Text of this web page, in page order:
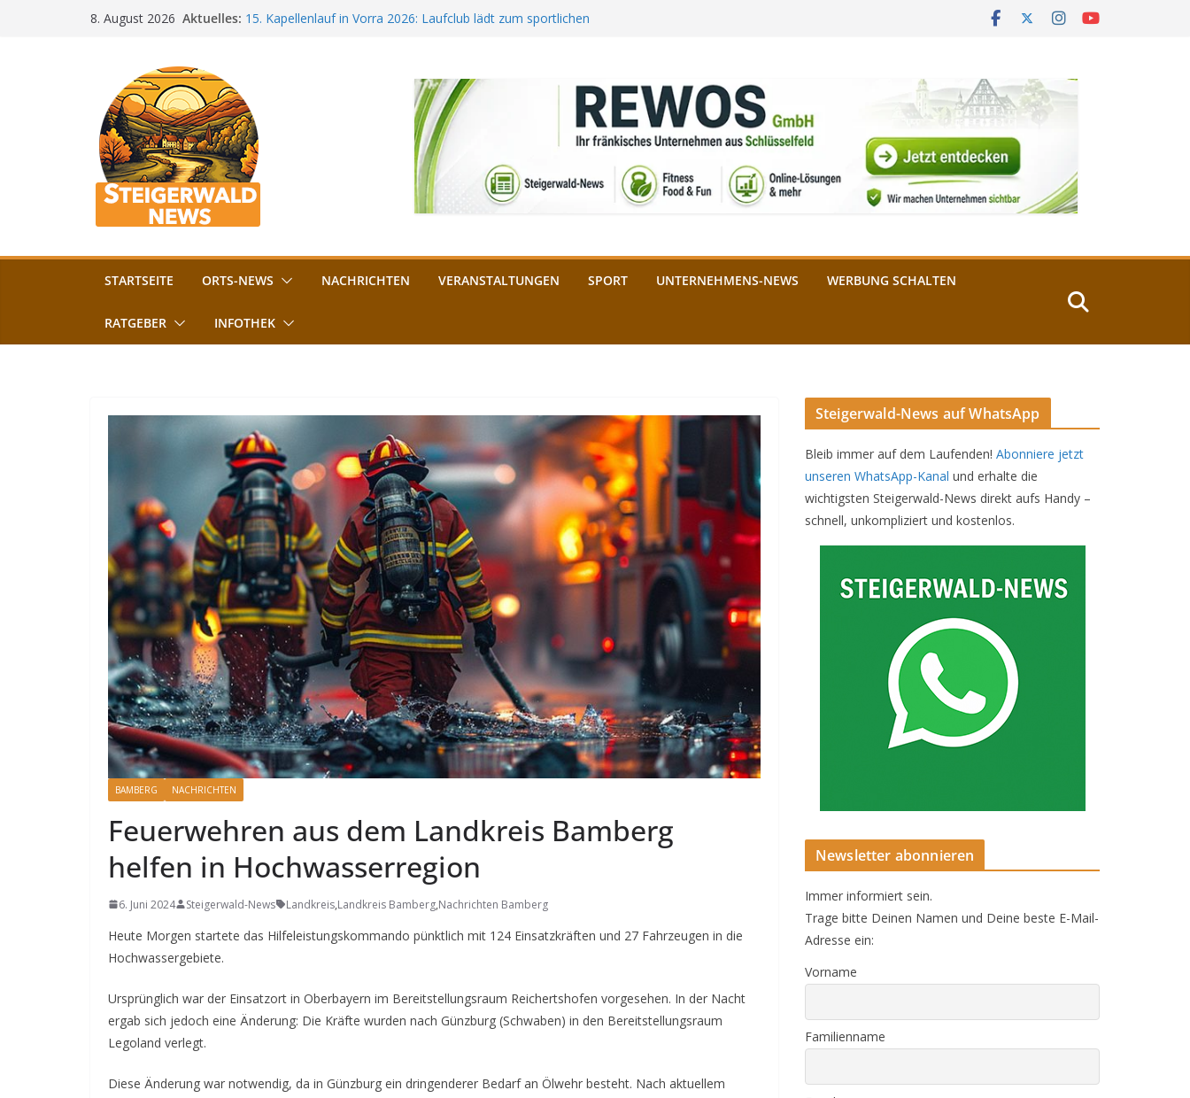
8. August 2026 Aktuelles: 15. Kapellenlauf in Vorra 2026: Laufclub lädt zum sportlichen
„Bamberger Böhnla“: Kaffee aus Bamberg unterstützt die
Lebenshilfe
Aschbacher Kerwa startet bald: Das ist heuer geboten
Vollsperrung am Friedhof in Schlüsselfeld: Kreuzung ab 3.
August gesperrt
STARTSEITE ORTS-NEWS NACHRICHTEN VERANSTALTUNGEN SPORT UNTERNEHMENS-NEWS WERBUNG SCHALTEN
RATGEBER INFOTHEK
BAMBERG NACHRICHTEN
Feuerwehren aus dem Landkreis Bamberg
helfen in Hochwasserregion
6. Juni 2024 Steigerwald-News Landkreis,Landkreis Bamberg,Nachrichten Bamberg
Heute Morgen startete das Hilfeleistungskommando pünktlich mit 124 Einsatzkräften und 27 Fahrzeugen in die
Hochwassergebiete.
Ursprünglich war der Einsatzort in Oberbayern im Bereitstellungsraum Reichertshofen vorgesehen. In der Nacht
ergab sich jedoch eine Änderung: Die Kräfte wurden nach Günzburg (Schwaben) in den Bereitstellungsraum
Legoland verlegt.
Diese Änderung war notwendig, da in Günzburg ein dringenderer Bedarf an Ölwehr besteht. Nach aktuellem
Steigerwald-News auf WhatsApp
Bleib immer auf dem Laufenden! Abonniere jetzt
unseren WhatsApp-Kanal und erhalte die
wichtigsten Steigerwald-News direkt aufs Handy –
schnell, unkompliziert und kostenlos.
Newsletter abonnieren
Immer informiert sein.
Trage bitte Deinen Namen und Deine beste E-Mail-
Adresse ein:
Vorname
Familienname